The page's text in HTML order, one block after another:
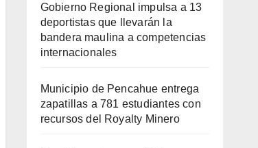
Gobierno Regional impulsa a 13
deportistas que llevarán la
bandera maulina a competencias
internacionales
Municipio de Pencahue entrega
zapatillas a 781 estudiantes con
recursos del Royalty Minero